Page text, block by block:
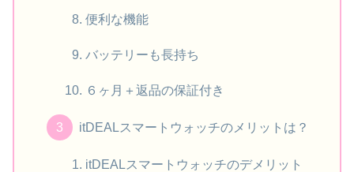
便利な機能
バッテリーも長持ち
６ヶ月＋返品の保証付き
itDEALスマートウォッチのメリットは？
itDEALスマートウォッチのデメリット